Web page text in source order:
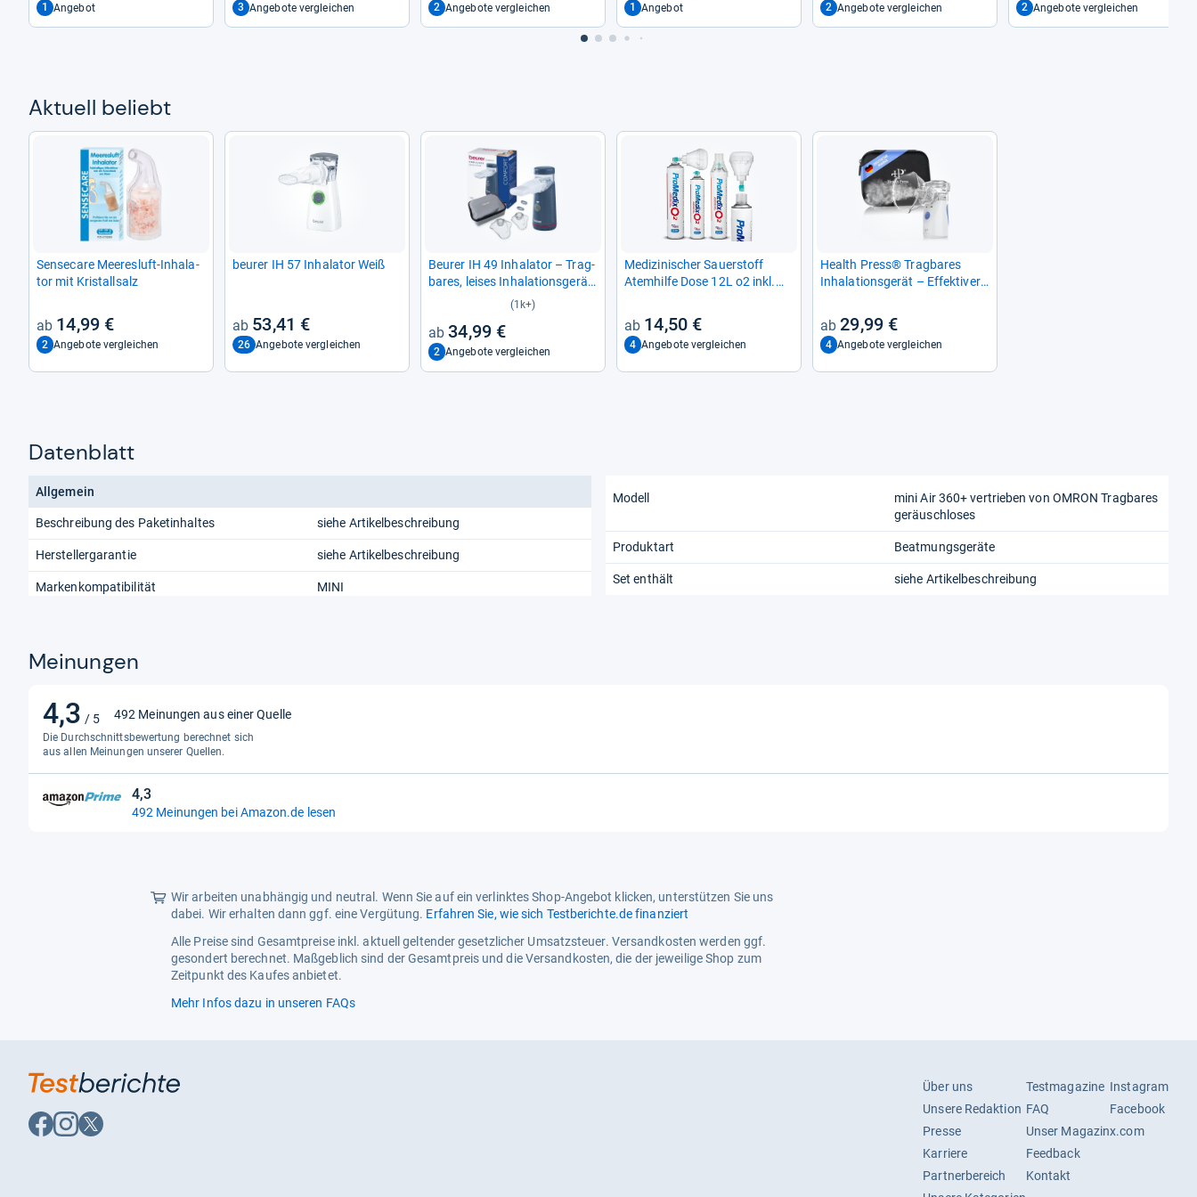
1 Angebot 3 Angebote vergleichen 2 Angebote vergleichen 1 Angebot 2 Angebote vergleichen 2 Angebote vergleichen
Aktu­ell beliebt
Sen­se­care Mee­res­luft-​Inha­la­
tor mit Kris­tall­salz
14,99 €
2 Angebote vergleichen
beu­rer IH 57 Inha­la­tor Weiß
53,41 €
26 Angebote vergleichen
Beu­rer IH 49 Inha­la­tor – Trag­
ba­res, lei­ses Inha­la­ti­ons­ge­rät
für Kin­der und Erwach­sene
(1k+)
34,99 €
2 Angebote vergleichen
Medi­zi­ni­scher Sau­er­stoff
Atem­hilfe Dose 12L o2 inkl.
14,50 €
4 Angebote vergleichen
Health Press® Trag­ba­res
Inha­la­ti­ons­ge­rät – Effek­ti­ver
Kin­der29,99 €
4 Angebote vergleichen
Datenblatt
Allgemein
Beschreibung des Paketinhaltes siehe Artikelbeschreibung
Herstellergarantie siehe Artikelbeschreibung
Markenkompatibilität MINI
Modell
mini Air 360+ vertrieben von OMRON Tragbares
geräuschloses
Produktart Beatmungsgeräte
Set enthält siehe Artikelbeschreibung
Meinungen
4,3 / 5
4,3
von
5
Sternen
492 Meinungen aus einer Quelle
Die Durchschnittsbewertung berechnet sich
aus allen Meinungen unserer Quellen.
4,3
4,3
von
492 Meinungen bei Amazon.de lesen
Wir arbeiten unabhängig und neutral. Wenn Sie auf ein verlinktes Shop-Angebot klicken, unterstützen Sie uns
dabei. Wir erhalten dann ggf. eine Vergütung. Erfahren Sie, wie sich Testberichte.de finanziert
Alle Preise sind Gesamtpreise inkl. aktuell geltender gesetzlicher Umsatzsteuer. Versandkosten werden ggf.
gesondert berechnet. Maßgeblich sind der Gesamtpreis und die Versandkosten, die der jeweilige Shop zum
Zeitpunkt des Kaufes anbietet.
Mehr Infos dazu in unseren FAQs
Auf
Facebook
Auf
Instagram
Auf
X
Über uns
Unsere Redaktion
Presse
Karriere
Partnerbereich
Testmagazine
FAQ
Unser Magazin
Feedback
Kontakt
Instagram
Facebook
x.com